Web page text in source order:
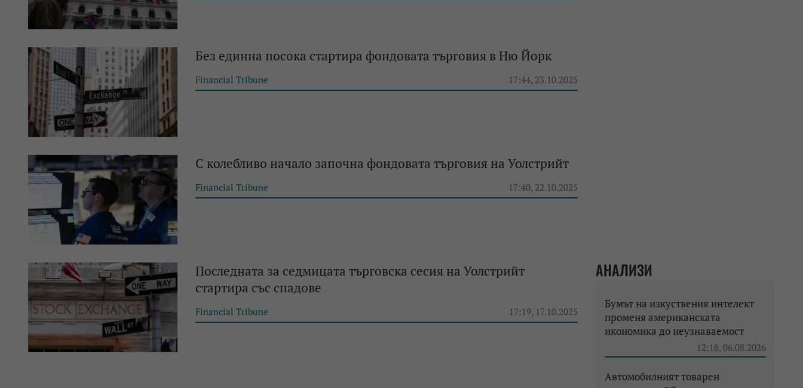
Без единна посока стартира фондовата търговия в Ню Йорк
Financial Tribune 17:44, 23.10.2025
С колебливо начало започна фондовата търговия на Уолстрийт
Financial Tribune 17:40, 22.10.2025
Последната за седмицата търговска сесия на Уолстрийт
стартира със спадове
Financial Tribune 17:19, 17.10.2025
АНАЛИЗИ
Бумът на изкуствения интелект
променя американската
икономика до неузнаваемост
12:18, 06.08.2026
Автомобилният товарен